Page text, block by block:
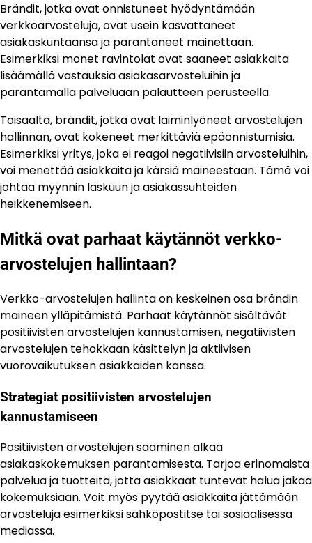
Brändit, jotka ovat onnistuneet hyödyntämään
verkkoarvosteluja, ovat usein kasvattaneet
asiakaskuntaansa ja parantaneet mainettaan.
Esimerkiksi monet ravintolat ovat saaneet asiakkaita
lisäämällä vastauksia asiakasarvosteluihin ja
parantamalla palveluaan palautteen perusteella.
Toisaalta, brändit, jotka ovat laiminlyöneet arvostelujen
hallinnan, ovat kokeneet merkittäviä epäonnistumisia.
Esimerkiksi yritys, joka ei reagoi negatiivisiin arvosteluihin,
voi menettää asiakkaita ja kärsiä maineestaan. Tämä voi
johtaa myynnin laskuun ja asiakassuhteiden
heikkenemiseen.
Mitkä ovat parhaat käytännöt verkko-
arvostelujen hallintaan?
Verkko-arvostelujen hallinta on keskeinen osa brändin
maineen ylläpitämistä. Parhaat käytännöt sisältävät
positiivisten arvostelujen kannustamisen, negatiivisten
arvostelujen tehokkaan käsittelyn ja aktiivisen
vuorovaikutuksen asiakkaiden kanssa.
Strategiat positiivisten arvostelujen
kannustamiseen
Positiivisten arvostelujen saaminen alkaa
asiakaskokemuksen parantamisesta. Tarjoa erinomaista
palvelua ja tuotteita, jotta asiakkaat tuntevat halua jakaa
kokemuksiaan. Voit myös pyytää asiakkaita jättämään
arvosteluja esimerkiksi sähköpostitse tai sosiaalisessa
mediassa.